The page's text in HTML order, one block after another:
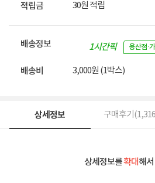
적립금 30원 적립
배송정보
1시간픽
용산점·
배송비 3,000원 (1박스)
상세정보 구매후기(1,316
상세정보를확대해